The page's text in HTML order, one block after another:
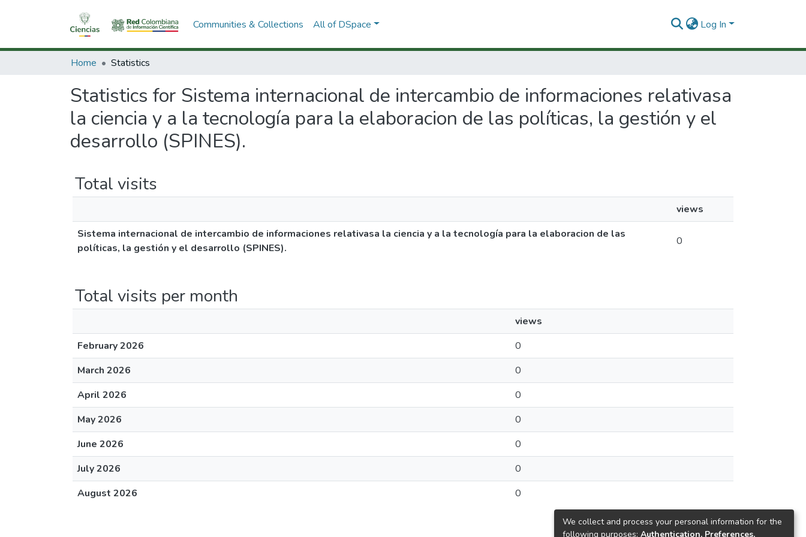
Communities & Collections All of DSpace Log In
Home Statistics
Statistics for Sistema internacional de intercambio de informaciones relativasa
la ciencia y a la tecnología para la elaboracion de las políticas, la gestión y el
desarrollo (SPINES).
Total visits
views
Sistema internacional de intercambio de informaciones relativasa la ciencia y a la tecnología para la elaboracion de las
políticas, la gestión y el desarrollo (SPINES).
0
Total visits per month
views
February 2026
0
March 2026
0
April 2026
0
May 2026
0
June 2026
0
July 2026
0
August 2026
0
We collect and process your personal information for the
following purposes: Authentication, Preferences,